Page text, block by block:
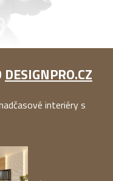
DESIGNPRO.CZ
interiéry s